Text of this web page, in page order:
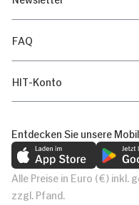
FAQ
HIT-Konto
Entdecken Sie unsere
Alle Preise in Euro (€) inkl.
zzgl. Pfand.